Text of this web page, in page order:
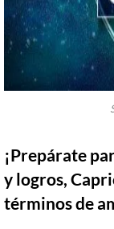
¡Prepárate
y logros,
términos de